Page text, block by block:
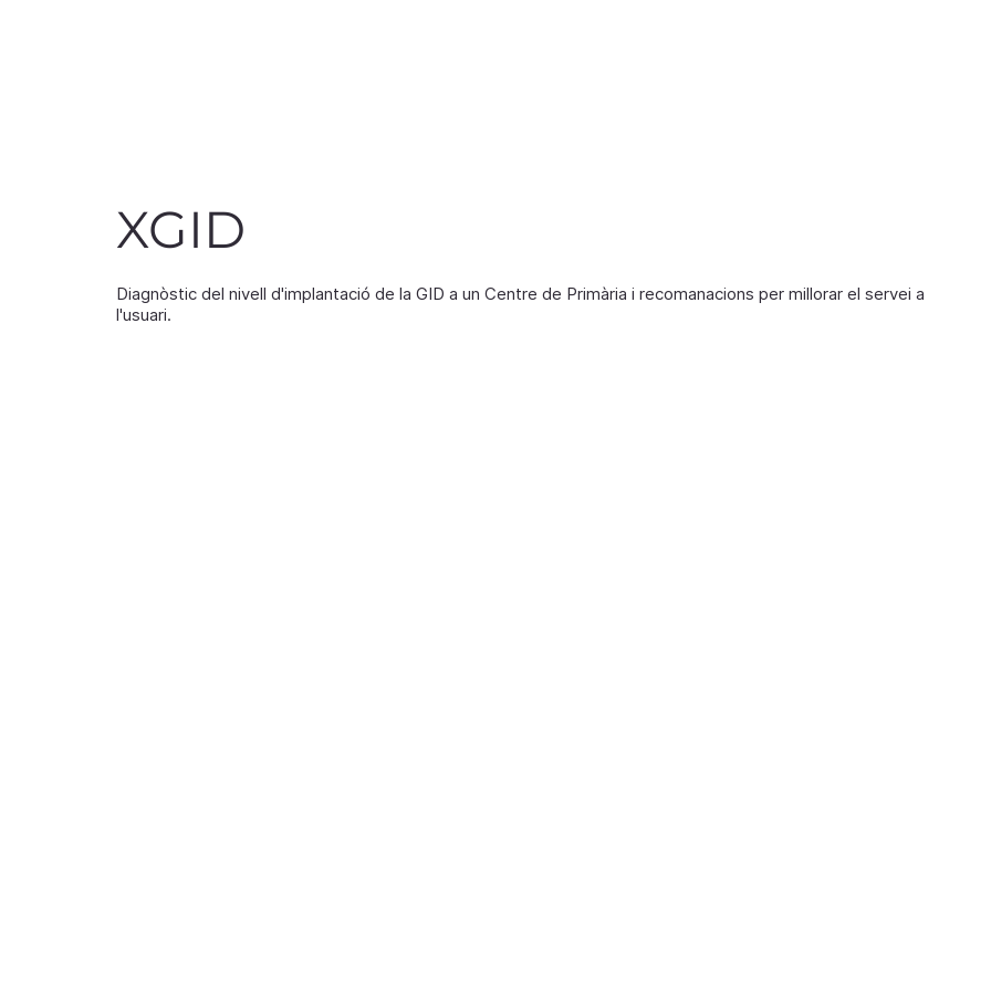
inne
XGID
Diagnòstic del nivell d'implantació de la GID a un Centre de Primària i recomanacions per millorar el servei a
l'usuari.